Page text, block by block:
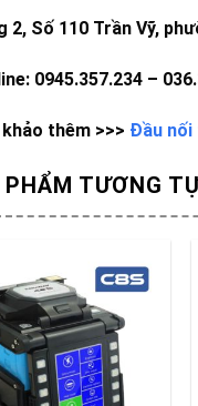
2, Số 110 Trần Vỹ,
0945.357.234 –
thêm >>> Đầu
PHẨM TƯƠNG